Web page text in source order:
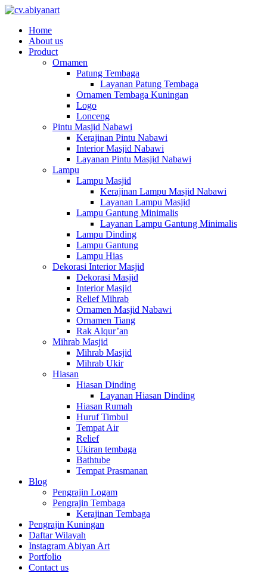
Home
About us
Product
Ornamen
Patung Tembaga
Layanan Patung Tembaga
Ornamen Tembaga Kuningan
Logo
Lonceng
Pintu Masjid Nabawi
Kerajinan Pintu Nabawi
Interior Masjid Nabawi
Layanan Pintu Masjid Nabawi
Lampu
Lampu Masjid
Kerajinan Lampu Masjid Nabawi
Layanan Lampu Masjid
Lampu Gantung Minimalis
Layanan Lampu Gantung Minimalis
Lampu Dinding
Lampu Gantung
Lampu Hias
Dekorasi Interior Masjid
Dekorasi Masjid
Interior Masjid
Relief Mihrab
Ornamen Masjid Nabawi
Ornamen Tiang
Rak Alqur’an
Mihrab Masjid
Mihrab Masjid
Mihrab Ukir
Hiasan
Hiasan Dinding
Layanan Hiasan Dinding
Hiasan Rumah
Huruf Timbul
Tempat Air
Relief
Ukiran tembaga
Bathtube
Tempat Prasmanan
Blog
Pengrajin Logam
Pengrajin Tembaga
Kerajinan Tembaga
Pengrajin Kuningan
Daftar Wilayah
Instagram Abiyan Art
Portfolio
Contact us